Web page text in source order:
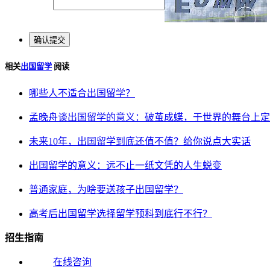
相关出国留学 阅读
哪些人不适合出国留学？
孟晚舟谈出国留学的意义：破茧成蝶，于世界的舞台上
未来10年，出国留学到底还值不值？给你说点大实话
出国留学的意义：远不止一纸文凭的人生蜕变
普通家庭，为啥要送孩子出国留学？
高考后出国留学选择留学预科到底行不行？
招生指南
在线咨询